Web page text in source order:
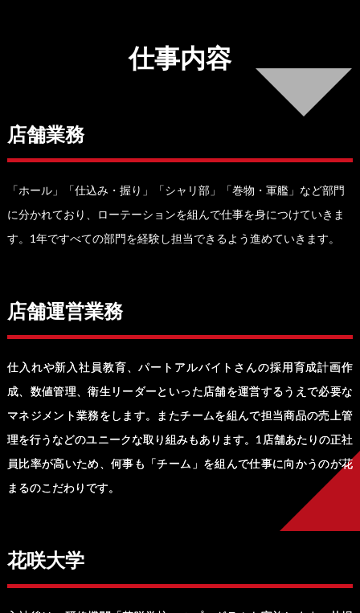
仕事内容
店舗業務
「ホール」「仕込み・握り」「シャリ部」「巻物・軍艦」など部門
に分かれており、ローテーションを組んで仕事を身につけていきま
す。1年ですべての部門を経験し担当できるよう進めていきます。
店舗運営業務
仕入れや新入社員教育、パートアルバイトさんの採用育成計画作
成、数値管理、衛生リーダーといった店舗を運営するうえで必要な
マネジメント業務をします。またチームを組んで担当商品の売上管
理を行うなどのユニークな取り組みもあります。1店舗あたりの正社
員比率が高いため、何事も「チーム」を組んで仕事に向かうのが花
まるのこだわりです。
花咲大学